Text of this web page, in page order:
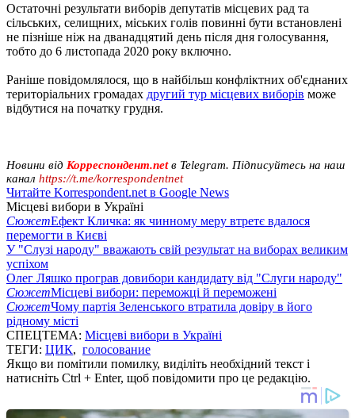
Остаточні результати виборів депутатів місцевих рад та
сільських, селищних, міських голів повинні бути встановлені
не пізніше ніж на дванадцятий день після дня голосування,
тобто до 6 листопада 2020 року включно.
Раніше повідомлялося, що в найбільш конфліктних об'єднаних
територіальних громадах другий тур місцевих виборів може
відбутися на початку грудня.
Новини від Корреспондент.netв Telegram. Підписуйтесь на наш
канал https://t.me/korrespondentnet
Читайте Korrespondent.net в Google News
Місцеві вибори в Україні
СюжетЕфект Кличка: як чинному меру втретє вдалося
перемогти в Києві
У "Слузі народу" вважають свій результат на виборах великим
успіхом
Олег Ляшко програв довибори кандидату від "Слуги народу"
СюжетМісцеві вибори: переможці й переможені
СюжетЧому партія Зеленського втратила довіру в його
рідному місті
СПЕЦТЕМА: Місцеві вибори в Україні
ТЕГИ: ЦИК, голосование
Якщо ви помітили помилку, виділіть необхідний текст і
натисніть Ctrl + Enter, щоб повідомити про це редакцію.